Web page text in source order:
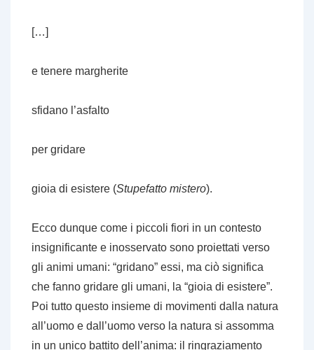
[…]
e tenere margherite
sfidano l’asfalto
per gridare
gioia di esistere (Stupefatto mistero).
Ecco dunque come i piccoli fiori in un contesto
insignificante e inosservato sono proiettati verso
gli animi umani: “gridano” essi, ma ciò significa
che fanno gridare gli umani, la “gioia di esistere”.
Poi tutto questo insieme di movimenti dalla natura
all’uomo e dall’uomo verso la natura si assomma
in un unico battito dell’anima: il ringraziamento